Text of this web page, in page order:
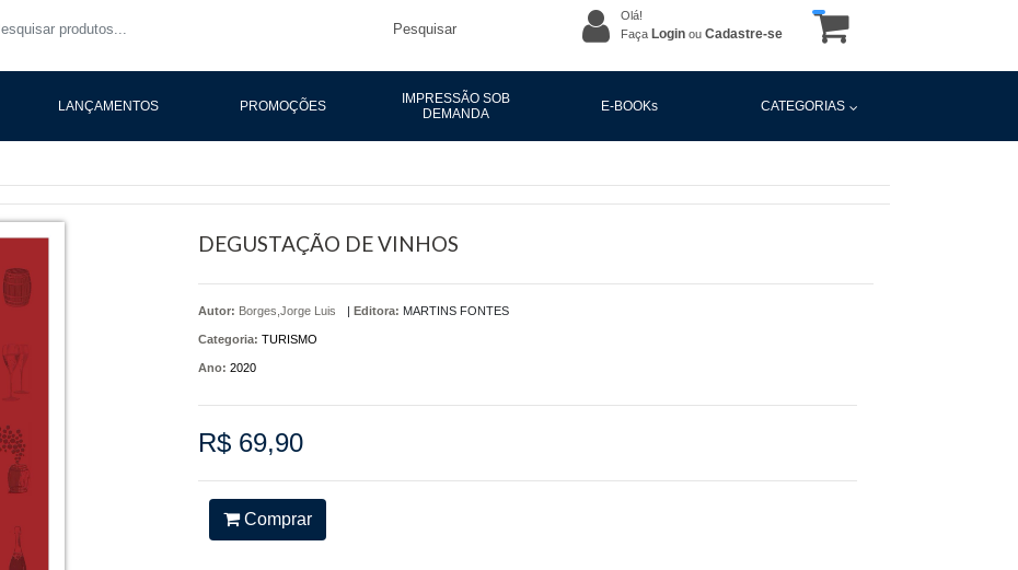
Pesquisar
Olá!
Faça Login ou Cadastre-se
LANÇAMENTOS PROMOÇÕES
IMPRESSÃO SOB
DEMANDA
E-BOOKs CATEGORIAS
DEGUSTAÇÃO DE VINHOS
Autor: Borges,Jorge Luis | Editora: MARTINS FONTES
Categoria: TURISMO
Ano: 2020
R$ 69,90
Comprar